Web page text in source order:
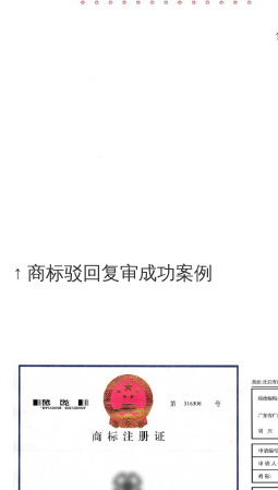
↑ 商标驳回复审成功案例